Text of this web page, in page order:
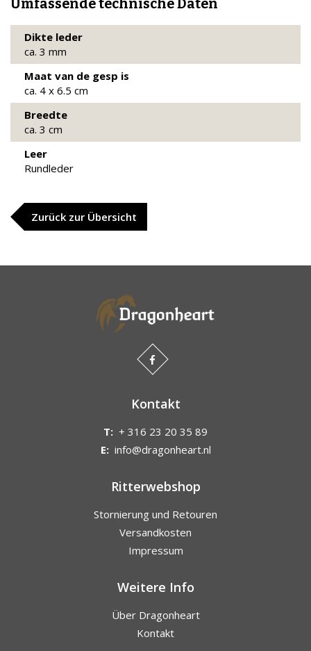
Umfassende technische Daten
Dikte leder
ca. 3 mm
Maat van de gesp is
ca. 4 x 6.5 cm
Breedte
ca. 3 cm
Leer
Rundleder
Zurück zur Übersicht
Kontakt
T: + 316 23 20 35 89
E: info@dragonheart.nl
Ritterwebshop
Stornierung und Retouren
Versandkosten
Impressum
Weitere Info
Über Dragonheart
Kontakt